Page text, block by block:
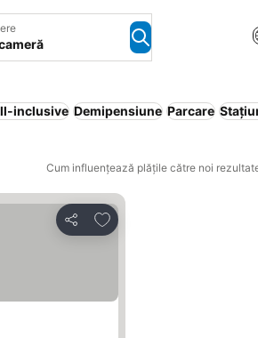
inclusive Demipensiune Parcare
Cum influențează plățile către noi
Distribuiți
Adăugaţi la favorite